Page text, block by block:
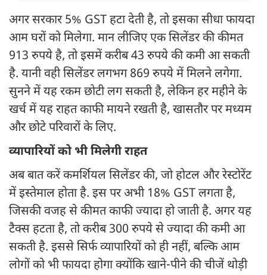
अगर सरकार 5% GST हटा देती है, तो इसका सीधा फायदा
आम घरों को मिलेगा. मान लीजिए एक सिलेंडर की कीमत
913 रुपये है, तो इसमें करीब 43 रुपये की कमी आ सकती
है. यानी वही सिलेंडर लगभग 869 रुपये में मिलने लगेगा.
सुनने में यह रकम छोटी लग सकती है, लेकिन हर महीने के
खर्च में यह राहत काफी मायने रखती है, खासतौर पर मध्यम
और छोटे परिवारों के लिए.
व्यापारियों को भी मिलेगी राहत
अब बात करें कमर्शियल सिलेंडर की, जो होटल और रेस्टोरेंट
में इस्तेमाल होता है. इस पर अभी 18% GST लगता है,
जिसकी वजह से कीमत काफी ज्यादा हो जाती है. अगर यह
टैक्स हटता है, तो करीब 300 रुपये से ज्यादा की कमी आ
सकती है. इससे सिर्फ व्यापारियों को ही नहीं, बल्कि आम
लोगों को भी फायदा होगा क्योंकि खाने-पीने की चीजें थोड़ी